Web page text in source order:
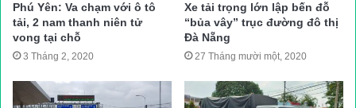
Nhận được tin báo, cơ quan chức năng huyện Quỳ Hợp đã có
mặt tại hiện trường, điều tra làm rõ nguyên nhân vụ tai nạn.
Thanh Hà (TH)
Nguồn bài viết:ATGT.VN
Phú Yên: Va chạm với ô tô
tải, 2 nam thanh niên tử
vong tại chỗ
3 Tháng 2, 2020
Xe tải trọng lớn lập bến đỗ
“bủa vây” trục đường đô thị
Đà Nẵng
27 Tháng mười một, 2020